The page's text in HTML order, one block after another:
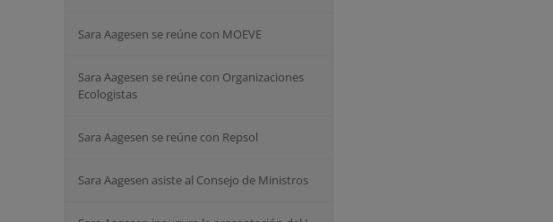
Sara Aagesen se reúne con MOEVE
Sara Aagesen se reúne con Organizaciones
Ecologistas
Sara Aagesen se reúne con Repsol
Sara Aagesen asiste al Consejo de Ministros